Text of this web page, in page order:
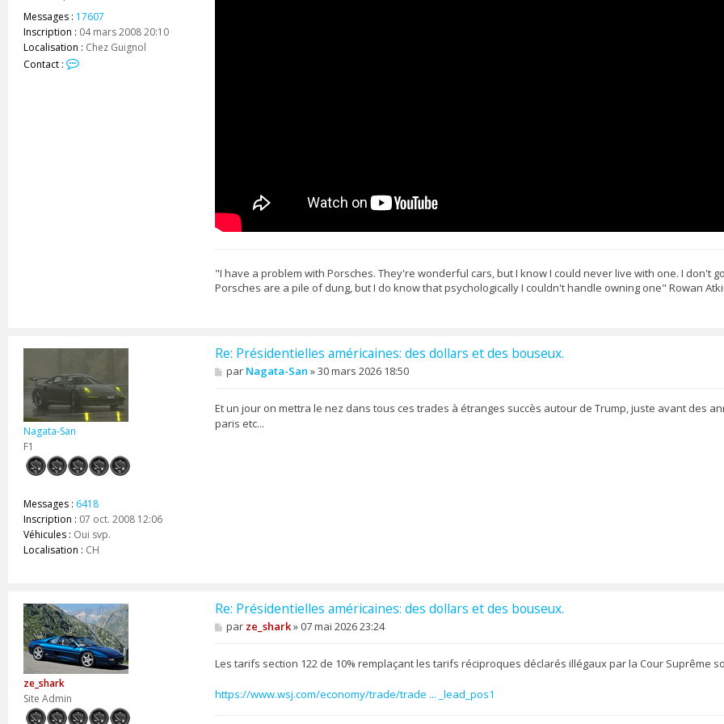
Messages : 17607
Inscription : 04 mars 2008 20:10
Localisation : Chez Guignol
Contact :
"I have a problem with Porsches. They're wonderful cars, but I know I could never live with one. I don't
Porsches are a pile of dung, but I do know that psychologically I couldn't handle owning one" Rowan
Nagata-San
F1
Messages : 6418
Inscription : 07 oct. 2008 12:06
Véhicules : Oui svp.
Localisation : CH
Re: Présidentielles américaines: des dollars et des bouseux.
M
s
a
g
par Nagata-San »30 mars 2026 18:50
Et un jour on mettra le nez dans tous ces trades à étranges succès autour de Trump, juste avant des
paris etc...
ze_shark
Site Admin
Re: Présidentielles américaines: des dollars et des bouseux.
M
s
e
par ze_shark»07 mai 2026 23:24
Les tarifs section 122 de 10% remplaçant les tarifs réciproques déclarés illégaux par la Cour Suprême
https://www.wsj.com/economy/trade/trade ... _lead_pos1